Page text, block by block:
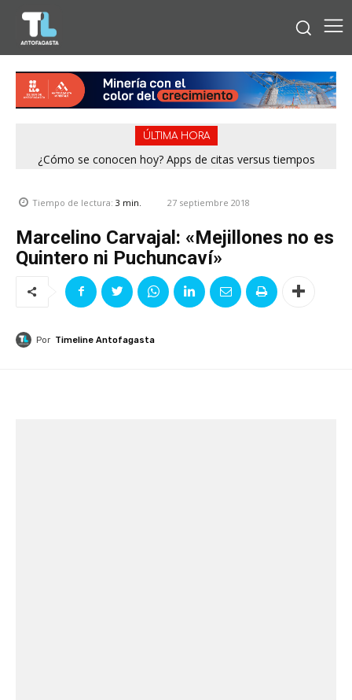
ÚLTIMA HORA
¿Cómo se conocen hoy? Apps de citas versus tiempos
Tiempo de lectura: 3 min. 27 septiembre 2018
Marcelino Carvajal: «Mejillones no es
Quintero ni Puchuncaví»
Por Timeline Antofagasta